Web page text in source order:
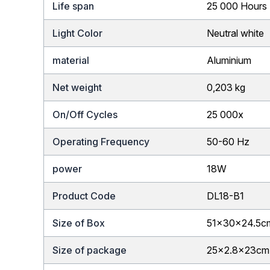
Life span 25 000 Hours
Light Color Neutral white
material Aluminium
Net weight 0,203 kg
On/Off Cycles 25 000x
Operating Frequency 50-60 Hz
power 18W
Product Code DL18-B1
Size of Box
Size of package 25×2.8x23cm